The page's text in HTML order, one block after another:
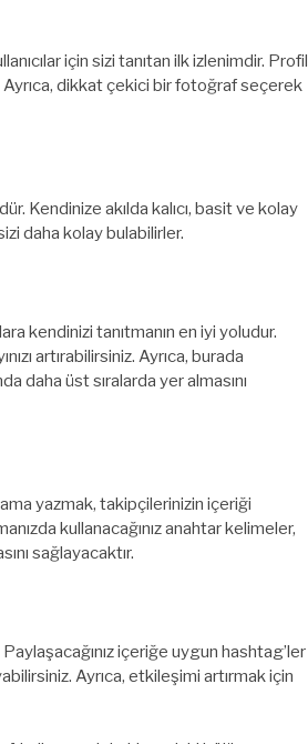
için sizi tanıtan ilk izlenimdir. Profil
Ayrıca, dikkat çekici bir fotoğraf seçerek
Kendinize akılda kalıcı, basit ve kolay
daha kolay bulabilirler.
kendinizi tanıtmanın en iyi yoludur.
artırabilirsiniz. Ayrıca, burada
daha üst sıralarda yer almasını
yazmak, takipçilerinizin içeriği
kullanacağınız anahtar kelimeler,
sağlayacaktır.
içeriğe uygun hashtag’ler
Ayrıca, etkileşimi artırmak için